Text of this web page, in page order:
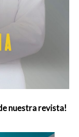
nuestra revista!